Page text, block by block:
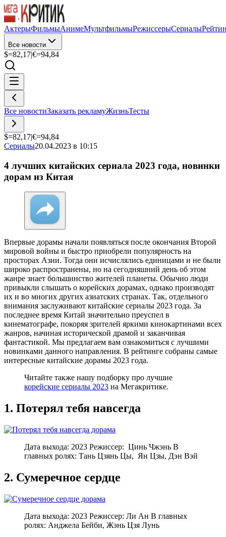
АктерыФильмыАнимеМультфильмыРежиссерыСериалы
Все новости
$=82,17|€=94,84
Все новостиЗаказать рекламуЖизньТесты
$=82,17|€=94,84
Сериалы20.04.2023 в 10:15
4 лучших китайских сериала 2023 года, новинки
дорам из Китая
Впервые дорамы начали появляться после окончания Второй
мировой войны и быстро приобрели популярность на
просторах Азии. Тогда они исчислялись единицами и не были
широко распространены, но на сегодняшний день об этом
жанре знает большинство жителей планеты. Обычно люди
привыкли слышать о корейских дорамах, однако производят
их и во многих других азиатских странах. Так, отдельного
внимания заслуживают китайские сериалы 2023 года. За
последнее время Китай значительно преуспел в
кинематографе, покоряя зрителей яркими кинокартинами всех
жанров, начиная исторической драмой и заканчивая
фантастикой. Мы предлагаем вам ознакомиться с лучшими
новинками данного направления. В рейтинге собраны самые
интересные китайские дорамы 2023 года.
Читайте также нашу подборку про лучшие
корейские сериалы 2023 на Мегакритике.
1. Потерял тебя навсегда
Дата выхода: 2023 Режиссер: Цинь Чжэнь В
главных ролях: Тань Цзянь Цы, Ян Цзы, Дэн Вэй
2. Сумеречное сердце
Дата выхода: 2023 Режиссер: Ли Ан В главных
ролях: Анджела Бейби, Жэнь Цзя Лунь